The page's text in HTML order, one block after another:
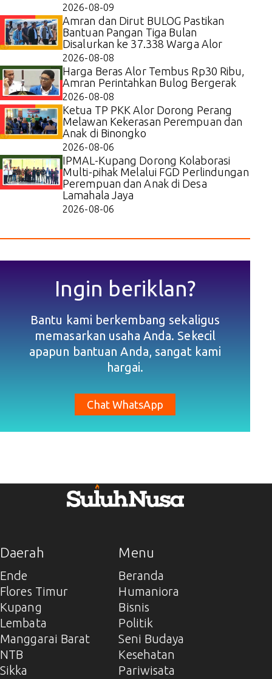
2026-08-09
Amran dan Dirut BULOG Pastikan
Bantuan Pangan Tiga Bulan
Disalurkan ke 37.338 Warga Alor
2026-08-08
Harga Beras Alor Tembus Rp30 Ribu,
Amran Perintahkan Bulog Bergerak
2026-08-08
Ketua TP PKK Alor Dorong Perang
Melawan Kekerasan Perempuan dan
Anak di Binongko
2026-08-06
IPMAL-Kupang Dorong Kolaborasi
Multi-pihak Melalui FGD Perlindungan
Perempuan dan Anak di Desa
Lamahala Jaya
2026-08-06
Ingin beriklan?
Bantu kami berkembang sekaligus
memasarkan usaha Anda. Sekecil
apapun bantuan Anda, sangat kami
hargai.
Chat WhatsApp
Daerah
Ende
Flores Timur
Kupang
Lembata
Manggarai Barat
NTB
Sikka
Menu
Beranda
Humaniora
Bisnis
Politik
Seni Budaya
Kesehatan
Pariwisata